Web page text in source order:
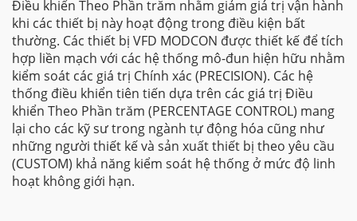
Điều khiển Theo Phần trăm nhằm giảm giá trị vận hành
khi các thiết bị này hoạt động trong điều kiện bất
thường. Các thiết bị VFD MODCON được thiết kế để tích
hợp liền mạch với các hệ thống mô-đun hiện hữu nhằm
kiểm soát các giá trị Chính xác (PRECISION). Các hệ
thống điều khiển tiên tiến dựa trên các giá trị Điều
khiển Theo Phần trăm (PERCENTAGE CONTROL) mang
lại cho các kỹ sư trong ngành tự động hóa cũng như
những người thiết kế và sản xuất thiết bị theo yêu cầu
(CUSTOM) khả năng kiểm soát hệ thống ở mức độ linh
hoạt không giới hạn.